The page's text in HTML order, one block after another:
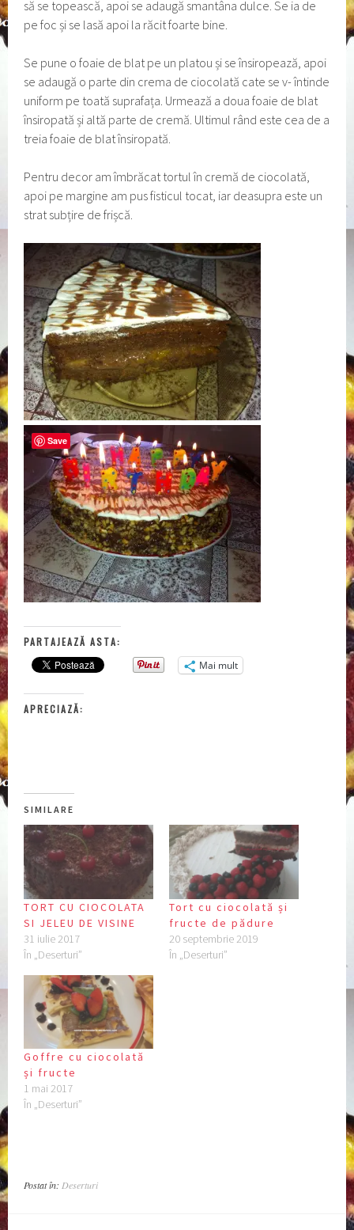
să se topească, apoi se adaugă smantâna dulce. Se ia de
pe foc și se lasă apoi la răcit foarte bine.
Se pune o foaie de blat pe un platou și se însiropează, apoi
se adaugă o parte din crema de ciocolată cate se v- întinde
uniform pe toată suprafața. Urmează a doua foaie de blat
însiropată și altă parte de cremă. Ultimul rând este cea de a
treia foaie de blat însiropată.
Pentru decor am îmbrăcat tortul în cremă de ciocolată,
apoi pe margine am pus fisticul tocat, iar deasupra este un
strat subțire de frișcă.
PARTAJEAZĂ ASTA:
Mai mult
APRECIAZĂ:
SIMILARE
TORT CU CIOCOLATA
SI JELEU DE VISINE
31 iulie 2017
În „Deserturi”
Tort cu ciocolată și
fructe de pădure
20 septembrie 2019
În „Deserturi”
Goffre cu ciocolată
și fructe
1 mai 2017
În „Deserturi”
Postat în: Deserturi
Save